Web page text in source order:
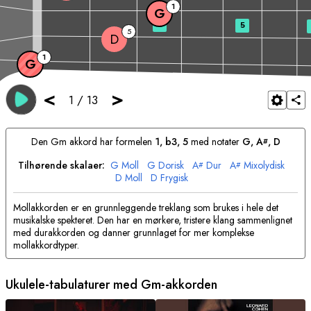
< 1 / 13 >
G 1
D 5
G 1
3 5
Den Gm akkord har formelen 1, b3, 5med notater G, A#, D
Tilhørende skalaer: G Moll G Dorisk A# Dur A# Mixolydisk
D Moll D Frygisk
Mollakkorden er en grunnleggende treklang som brukes i hele det
musikalske spekteret. Den har en mørkere, tristere klang sammenlignet
med durakkorden og danner grunnlaget for mer komplekse
mollakkordtyper.
Ukulele-tabulaturer med Gm-akkorden